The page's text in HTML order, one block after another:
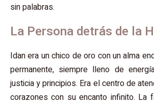
sin palabras.
La Persona detrás de la
Idan era un chico de oro con un alma
permanente, siempre lleno de
justicia y principios. Era el centro de
corazones con su encanto infinito. La